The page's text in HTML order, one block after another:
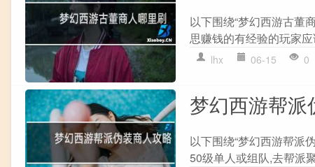
以下围绕“梦幻西游古董
思赚钱的有经验的玩家
lhx 06-15 0
梦幻西游帮
以下围绕“梦幻西游帮派
50级单人或组队,去帮派